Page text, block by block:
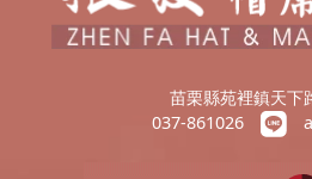
苗栗縣苑裡鎮天下
037-861026